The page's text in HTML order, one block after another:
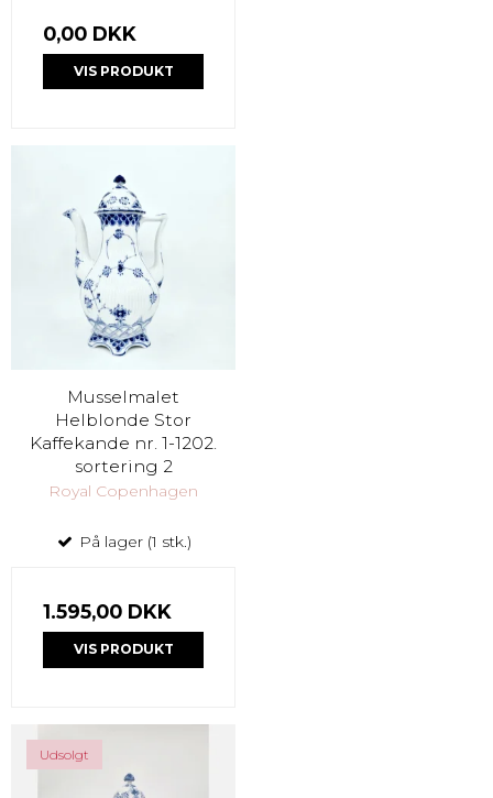
0,00 DKK
VIS PRODUKT
Musselmalet
Helblonde Stor
Kaffekande nr. 1-1202.
sortering 2
Royal Copenhagen
På lager (1 stk.)
1.595,00 DKK
VIS PRODUKT
Udsolgt